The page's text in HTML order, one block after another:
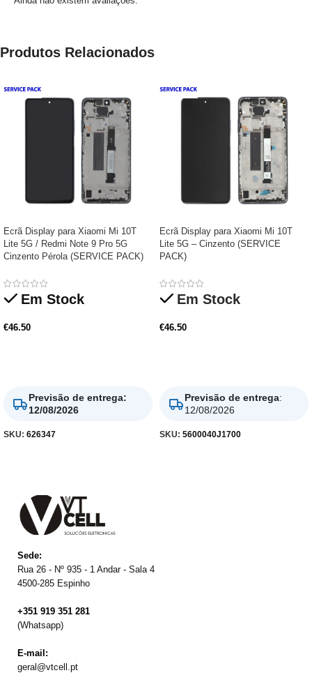
Produtos Relacionados
Ecrã Display para Xiaomi Mi 10T
Lite 5G / Redmi Note 9 Pro 5G
Cinzento Pérola (SERVICE PACK)
Em Stock
€46.50
Previsão de entrega:
12/08/2026
SKU: 626347
Ecrã Display para Xiaomi Mi 10T
Lite 5G – Cinzento (SERVICE
PACK)
Em Stock
€46.50
Previsão de entrega:
12/08/2026
SKU: 5600040J1700
Sede:
Rua 26 - Nº 935 - 1 Andar - Sala 4
4500-285 Espinho
+351 919 351 281
(Whatsapp)
E-mail:
geral@vtcell.pt